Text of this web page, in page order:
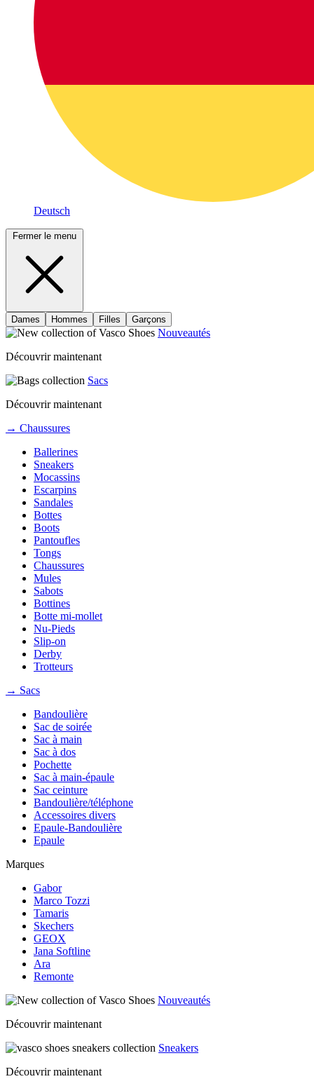
Deutsch
Fermer le menu
Dames Hommes Filles Garçons
Nouveautés
Découvrir maintenant
Sacs
Découvrir maintenant
→ Chaussures
Ballerines
Sneakers
Mocassins
Escarpins
Sandales
Bottes
Boots
Pantoufles
Tongs
Chaussures
Mules
Sabots
Bottines
Botte mi-mollet
Nu-Pieds
Slip-on
Derby
Trotteurs
→ Sacs
Bandoulière
Sac de soirée
Sac à main
Sac à dos
Pochette
Sac à main-épaule
Sac ceinture
Bandoulière/téléphone
Accessoires divers
Epaule-Bandoulière
Epaule
Marques
Gabor
Marco Tozzi
Tamaris
Skechers
GEOX
Jana Softline
Ara
Remonte
Nouveautés
Découvrir maintenant
Sneakers
Découvrir maintenant